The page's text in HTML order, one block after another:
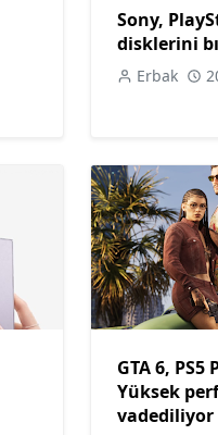
Sony,
disklerini
Erbak
GTA 6,
Yüksek
vadediliyor